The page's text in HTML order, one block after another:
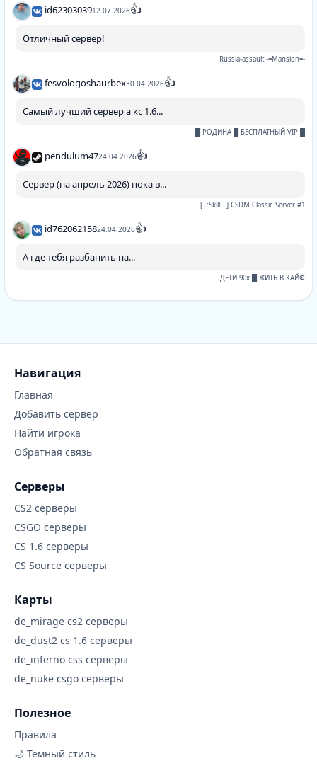
id6230303912.07.2026👍
Отличный сервер!
Russia-assault -=Mansion=-
fesvologoshaurbex30.04.2026👍
Самый лучший сервер а кс 1.6...
█ РОДИНА █ БЕСПЛАТНЫЙ VIP █
pendulum4724.04.2026👍
Сервер (на апрель 2026) пока в...
[..:Skill:..] CSDM Classic Server #1
id76206215824.04.2026👍
А где тебя разбанить на...
ДЕТИ 90х █ ЖИТЬ В КАЙФ
Навигация
Главная
Добавить сервер
Найти игрока
Обратная связь
Серверы
CS2 серверы
CSGO серверы
CS 1.6 серверы
CS Source серверы
Карты
de_mirage cs2 серверы
de_dust2 cs 1.6 серверы
de_inferno css серверы
de_nuke csgo серверы
Полезное
Правила
🌙 Темный стиль